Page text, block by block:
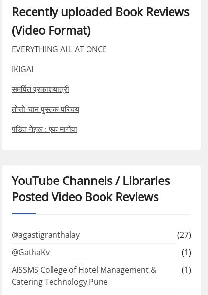
Recently uploaded Book Reviews
(Video Format)
EVERYTHING ALL AT ONCE
IKIGAI
समर्पित प्रकाशयात्री
तोत्तो-चान पुस्तक परिचय
पंडित नेहरू : एक मागोवा
YouTube Channels / Libraries
Posted Video Book Reviews
@agastigranthalay
(27)
@GathaKv
(1)
AISSMS College of Hotel Management &
Catering Technology Pune
(1)